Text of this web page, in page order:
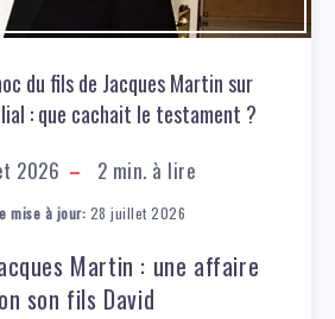
du fils de Jacques Martin sur
: que cachait le testament ?
2026 2 min. à lire
mise à jour: 28 juillet 2026
Martin : une affaire
son fils David